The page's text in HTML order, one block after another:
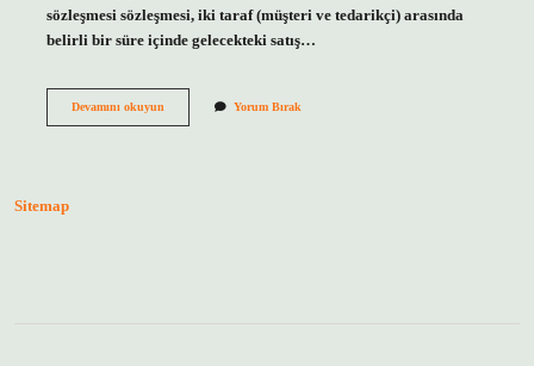
sözleşmesi sözleşmesi, iki taraf (müşteri ve tedarikçi) arasında
belirli bir süre içinde gelecekteki satış…
Devamını okuyunÇerçeve
Yorum Bırak
Sitemap